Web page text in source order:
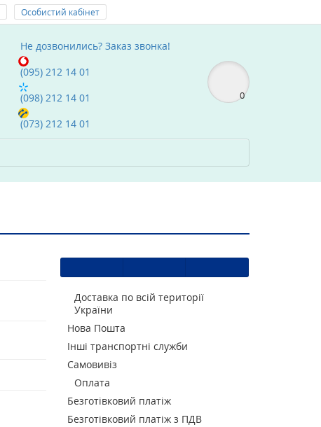
Особистий кабінет
Не дозвонились?Заказ звонка!
(095) 212 14 01
(098) 212 14 01
(073) 212 14 01
0
Доставка по всій території
України
Нова Пошта
Інші транспортні служби
Самовивіз
Оплата
Безготівковий платіж
Безготівковий платіж з ПДВ